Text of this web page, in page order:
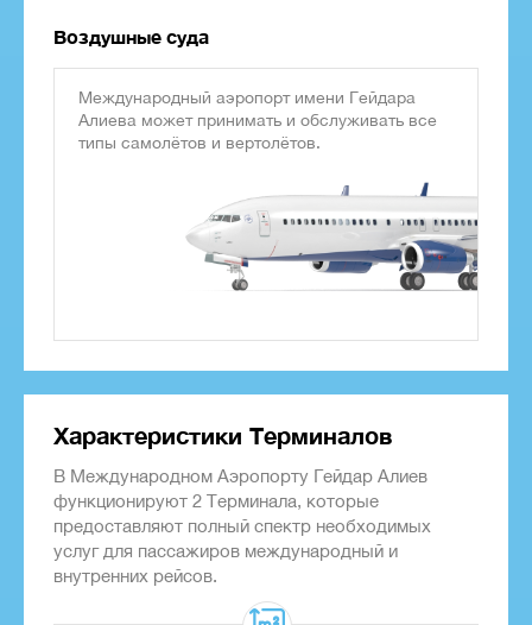
Воздушные суда
Международный аэропорт имени Гейдара
Алиева может принимать и обслуживать все
типы самолётов и вертолётов.
Характеристики Терминалов
В Международном Аэропорту Гейдар Алиев
функционируют 2 Терминала, которые
предоставляют полный спектр необходимых
услуг для пассажиров международный и
внутренних рейсов.